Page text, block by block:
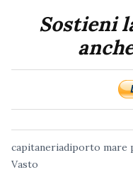
Sostieni
capitaneriadiporto mare
Vasto